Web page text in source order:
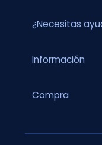
¿Necesitas
Información
Compra